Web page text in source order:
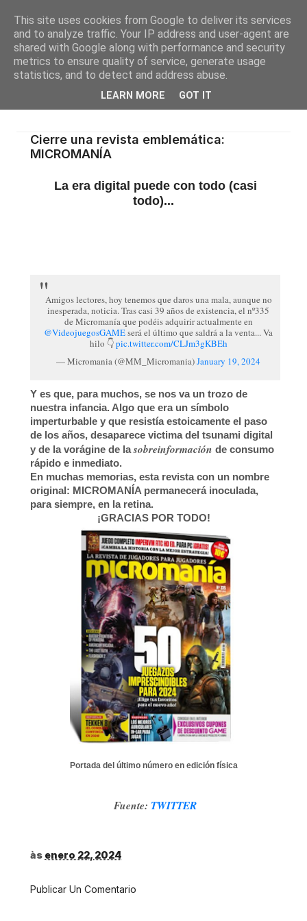
Cierre una revista emblemática:
MICROMANÍA
La era digital puede con todo (casi
todo)...
Amigos lectores, hoy tenemos que daros una mala, aunque no
inesperada, noticia. Tras casi 39 años de existencia, el nº335
de Micromanía que podéis adquirir actualmente en
@VideojuegosGAMEserá el último que saldrá a la venta... Va
hilo 👇pic.twitter.com/CLJm3gKBEh
— Micromania (@MM_Micromania)January 19, 2024
Y es que, para muchos, se nos va un trozo de
nuestra infancia. Algo que era un símbolo
imperturbable y que resistía estoicamente el paso
de los años, desaparece victima del tsunami digital
y de la vorágine de lasobreinformación de consumo
rápido e inmediato.
En muchas memorias, esta revista con un nombre
original: MICROMANÍA permanecerá inoculada,
para siempre, en la retina.
¡GRACIAS POR TODO!
Portada del último número en edición física
Fuente: TWITTER
às enero 22, 2024
Publicar Un Comentario
This site uses cookies from Google to deliver its services
and to analyze traffic. Your IP address and user-agent are
shared with Google along with performance and security
metrics to ensure quality of service, generate usage
statistics, and to detect and address abuse.
LEARN MORE GOT IT